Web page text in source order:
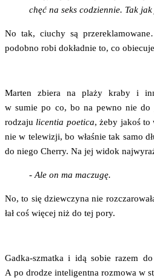
chęć na seks codzien­nie. Tak
No tak, ciu­chy są
podob­no robi dokład­nie to, co
Mar­ten zbie­ra na pla­ży kra­by i
w sumie po co, bo na pew­no nie do
rodza­ju licen­tia poeti­ca, żeby jakoś
nie w tele­wi­zji, bo wła­śnie tak samo
do nie­go Cher­ry. Na jej widok
- Ale on ma maczugę.
No, to się dziew­czy­na nie
łał coś wię­cej niż do tej pory.
Gad­ka-szmat­ka i idą sobie razem
A po dro­dze inte­li­gent­na roz­mo­wa w